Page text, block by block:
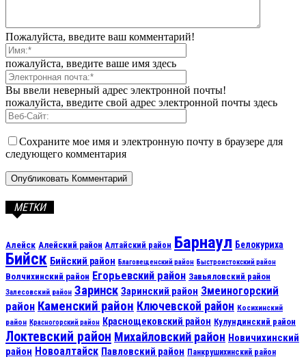
Пожалуйста, введите ваш комментарий!
пожалуйста, введите ваше имя здесь
Вы ввели неверный адрес электронной почты!
пожалуйста, введите свой адрес электронной почты здесь
Сохраните мое имя и электронную почту в браузере для
следующего комментария
МЕТКИ
Алейск Алейский район Алтайский район Барнаул Белокуриха
Бийск Бийский район Благовещенский район Быстроистокский район
Волчихинский район Егорьевский район Завьяловский район
Залесовский район Заринск Заринский район Змеиногорский
район Каменский район Ключевской район Косихинский
район Красногорский район Краснощековский район Кулундинский район
Локтевский район Михайловский район Новичихинский
район Новоалтайск Павловский район Панкрушихинский район